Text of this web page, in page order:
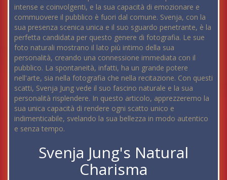
intense e coinvolgenti, e la sua capacità di emozionare e
commuovere il pubblico è fuori dal comune. Svenja, con la
sua presenza scenica unica e il suo sguardo penetrante, è la
perfetta candidata per questo genere di fotografia. Le sue
foto naturali mostrano il lato più intimo della sua
personalità, creando una connessione immediata con il
pubblico. La spontaneità, infatti, ha un grande potere
nell'arte, sia nella fotografia che nella recitazione. Con questi
scatti, Svenja Jung vede il suo fascino naturale e la sua
personalità risplendere. In questo articolo, apprezzeremo la
sua unica capacità di rendere ogni scatto unico e
indimenticabile, svelando la sua bellezza in modo autentico
e senza tempo.
Svenja Jung's Natural
Charisma